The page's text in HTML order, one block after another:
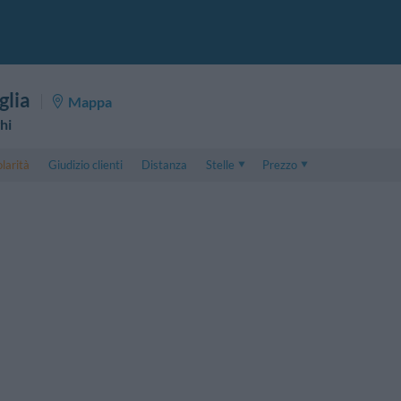
Mappa
Giudizio clienti Distanza
Stelle
Prezzo